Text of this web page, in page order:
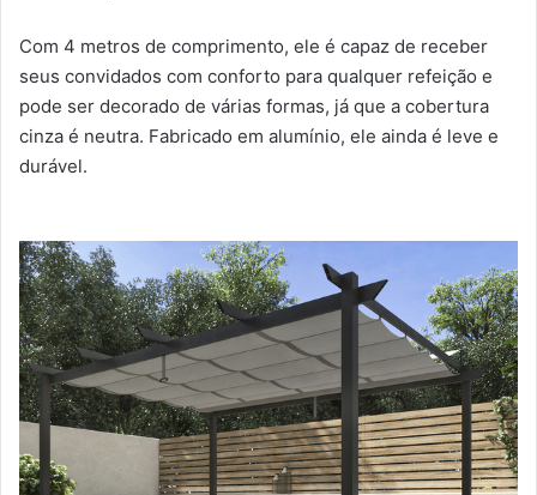
Com 4 metros de comprimento, ele é capaz de receber
seus convidados com conforto para qualquer refeição e
pode ser decorado de várias formas, já que a cobertura
cinza é neutra. Fabricado em alumínio, ele ainda é leve e
durável.